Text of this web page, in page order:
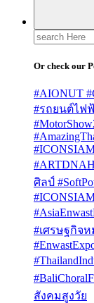
Search
for:
Or check our
#AIONUT
#รถยนต์ไฟฟ้
ศิลป์
#เศรษฐกิจห
สังคมสูงวัย